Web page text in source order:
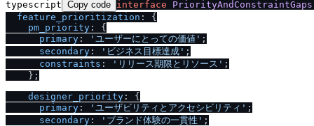
typescript Copy code interface PriorityAndConstraintGaps
feature_prioritization : {
pm_priority : {
primary : 'ユーザーにとっての価値' ;
secondary : 'ビジネス目標達成' ;
constraints : 'リリース期限とリソース' ;
    };
designer_priority : {
primary : 'ユーザビリティとアクセシビリティ' ;
secondary : 'ブランド体験の一貫性' ;